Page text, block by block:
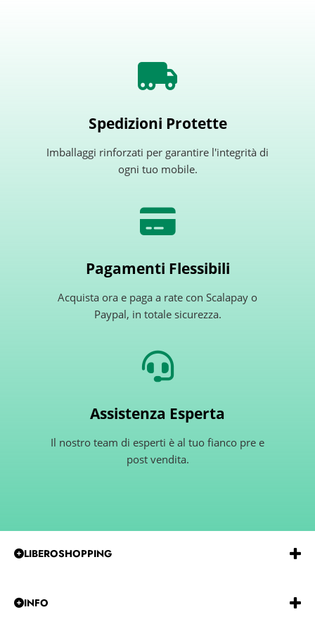
Spedizioni Protette
Imballaggi rinforzati per garantire l'integrità di
ogni tuo mobile.
Pagamenti Flessibili
Acquista ora e paga a rate con Scalapay o
Paypal, in totale sicurezza.
Assistenza Esperta
Il nostro team di esperti è al tuo fianco pre e
post vendita.
LIBEROSHOPPING
REA:BA-585915
INFO